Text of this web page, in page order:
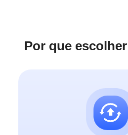
Por que